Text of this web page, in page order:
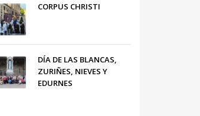
CORPUS CHRISTI
DÍA DE LAS BLANCAS,
ZURIÑES, NIEVES Y
EDURNES